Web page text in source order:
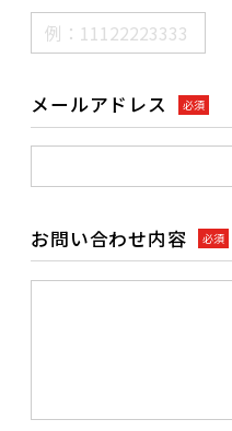
メールアドレス 必須
お問い合わせ内容 必須